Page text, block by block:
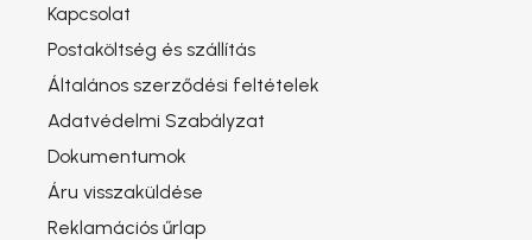
Kapcsolat
Postaköltség és szállítás
Általános szerződési feltételek
Adatvédelmi Szabályzat
Dokumentumok
Áru visszaküldése
Reklamációs űrlap